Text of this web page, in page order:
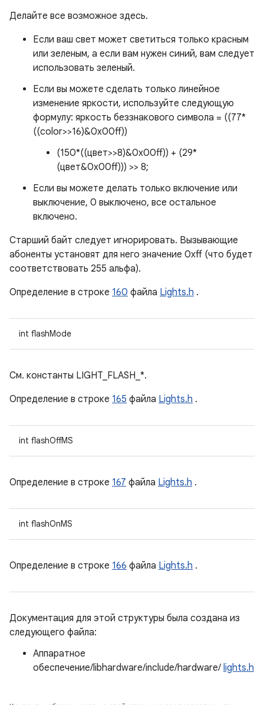
Делайте все возможное здесь.
Если ваш свет может светиться только красным
или зеленым, а если вам нужен синий, вам следует
использовать зеленый.
Если вы можете сделать только линейное
изменение яркости, используйте следующую
формулу: яркость беззнакового символа = ((77*
((color>>16)&0x00ff))
(150*((цвет>>8)&0x00ff)) + (29*
(цвет&0x00ff))) >> 8;
Если вы можете делать только включение или
выключение, 0 выключено, все остальное
включено.
Старший байт следует игнорировать. Вызывающие
абоненты установят для него значение 0xff (что будет
соответствовать 255 альфа).
Определение в строке 160 файла Lights.h .
int flashMode
См. константы LIGHT_FLASH_*.
Определение в строке 165 файла Lights.h .
int flashOffMS
Определение в строке 167 файла Lights.h .
int flashOnMS
Определение в строке 166 файла Lights.h .
Документация для этой структуры была создана из
следующего файла:
Аппаратное
обеспечение/libhardware/include/hardware/ lights.h